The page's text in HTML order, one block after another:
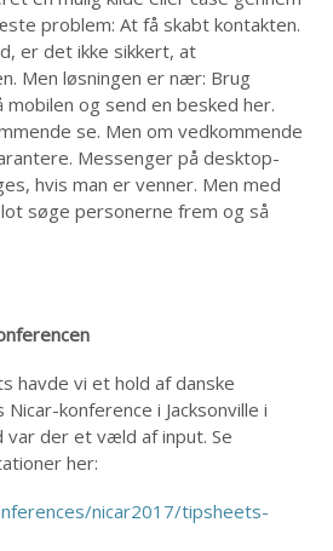
problem: At få skabt kontakten.
er det ikke sikkert, at
Men løsningen er nær: Brug
mobilen og send en besked her.
se. Men om vedkommende
Messenger på desktop-
hvis man er venner. Men med
søge personerne frem og så
havde vi et hold af danske
konference i Jacksonville i
var der et væld af input. Se
her:
nicar2017/tipsheets-